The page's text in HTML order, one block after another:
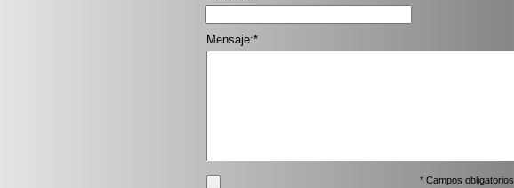
Mensaje:*
* Campos obligatorios.